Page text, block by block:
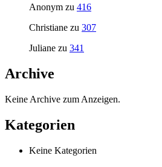
Anonym zu 416
Christiane zu 307
Juliane zu 341
Archive
Keine Archive zum Anzeigen.
Kategorien
Keine Kategorien